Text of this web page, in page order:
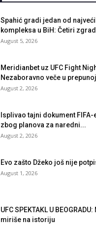
Spahić gradi jedan od
kompleksa u BiH: Četiri
August 5, 2026
Meridianbet uz UFC Fight
Nezaboravno veče u
August 2, 2026
Isplivao tajni dokument FIFA-
zbog planova za naredni...
August 2, 2026
Evo zašto Džeko još nije
August 1, 2026
UFC SPEKTAKL U
miriše na istoriju